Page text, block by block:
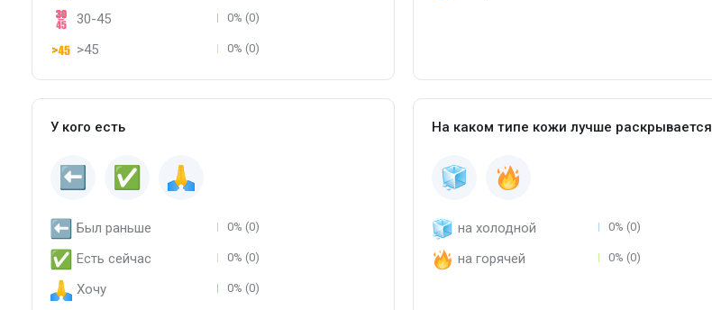
30-45 0% (0)
>45 0% (0)
У кого есть
Был раньше 0% (0)
Есть сейчас 0% (0)
Хочу 0% (0)
На каком типе кожи лучше раскрывается
на холодной 0% (0)
на горячей 0% (0)